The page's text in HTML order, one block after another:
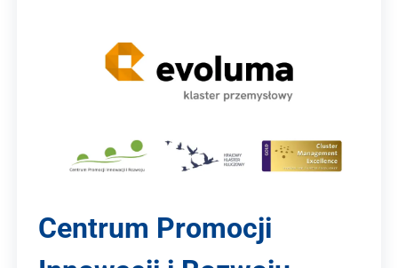
Centrum Promocji